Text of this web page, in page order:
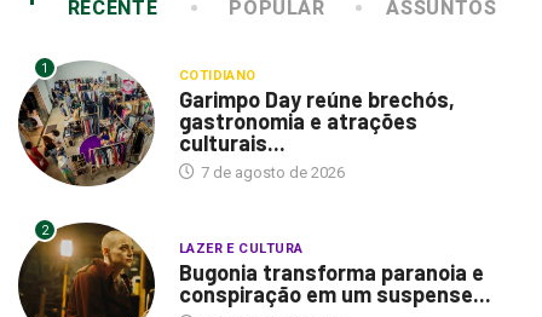
RECENTE POPULAR ASSUNTOS
1 COTIDIANO
Garimpo Day reúne brechós,
gastronomia e atrações
culturais...
7 de agosto de 2026
2
LAZER E CULTURA
Bugonia transforma paranoia e
conspiração em um suspense...